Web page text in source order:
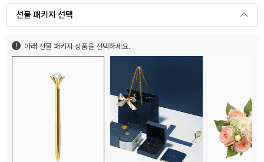
선물 패키지 선택
아래 선물 패키지 상품을 선택하세요.